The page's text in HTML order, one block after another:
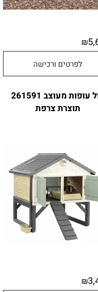
₪
לפרטים ורכישה
לול עופות מעוצב 261591
תוצרת צרפת
₪